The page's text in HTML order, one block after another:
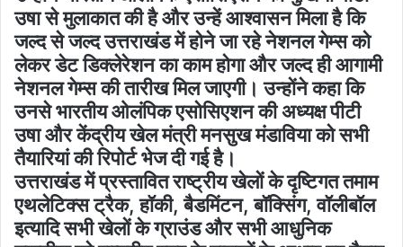
उषा से मुलाकात की है और उन्हें आश्वासन मिला है कि
जल्द से जल्द उत्तराखंड में होने जा रहे नेशनल गेम्स को
लेकर डेट डिक्लेरेशन का काम होगा और जल्द ही आगामी
नेशनल गेम्स की तारीख मिल जाएगी। उन्होंने कहा कि
उनसे भारतीय ओलंपिक एसोसिएशन की अध्यक्ष पीटी
उषा और केंद्रीय खेल मंत्री मनसुख मंडाविया को सभी
तैयारियां की रिपोर्ट भेज दी गई है।
उत्तराखंड में प्रस्तावित राष्ट्रीय खेलों के दृष्टिगत तमाम
एथलेटिक्स ट्रैक, हॉकी, बैडमिंटन, बॉक्सिंग, वॉलीबॉल
इत्यादि सभी खेलों के ग्राउंड और सभी आधुनिक